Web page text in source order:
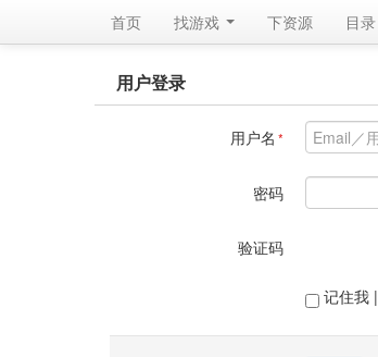
首页 找游戏 下资源 目录
用户登录
用户名 *
密码
验证码
记住我 |